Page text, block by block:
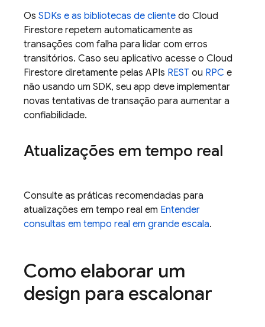
Os SDKs e as bibliotecas de cliente do Cloud
Firestore repetem automaticamente as
transações com falha para lidar com erros
transitórios. Caso seu aplicativo acesse o Cloud
Firestore diretamente pelas APIs REST ou RPC e
não usando um SDK, seu app deve implementar
novas tentativas de transação para aumentar a
confiabilidade.
Atualizações em tempo real
Consulte as práticas recomendadas para
atualizações em tempo real em Entender
consultas em tempo real em grande escala.
Como elaborar um
design para escalonar